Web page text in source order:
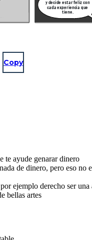
y decide estar feliz con
cada experiencia que
tiene.
Copy
te ayude genarar dinero
de dinero, pero eso no
ejemplo derecho ser
bellas artes